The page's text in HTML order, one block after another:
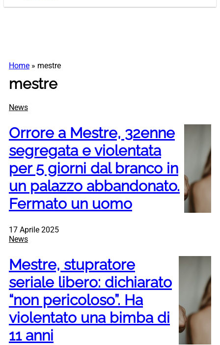
Home » mestre
mestre
News
Orrore a Mestre, 32enne
segregata e violentata
per 5 giorni dal branco in
un palazzo abbandonato.
Fermato un uomo
17 Aprile 2025
News
Mestre, stupratore
seriale libero: dichiarato
“non pericoloso”. Ha
violentato una bimba di
11 anni